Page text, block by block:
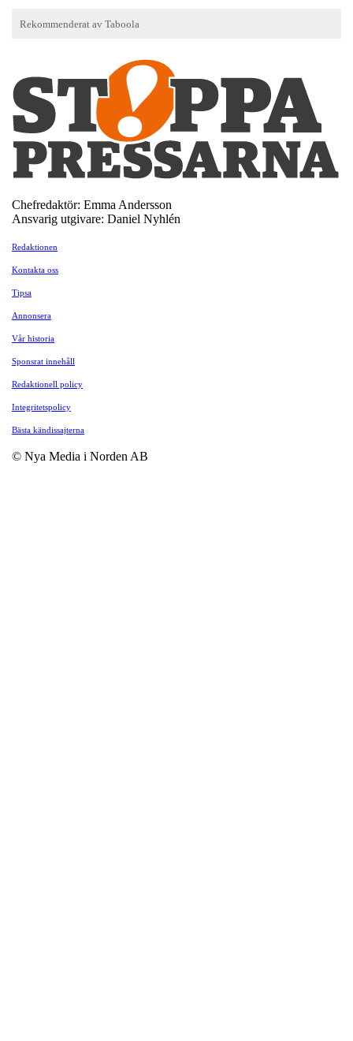
Chefredaktör: Emma Andersson
Ansvarig utgivare: Daniel Nyhlén
Redaktionen
Kontakta oss
Tipsa
Annonsera
Vår historia
Sponsrat innehåll
Redaktionell policy
Integritetspolicy
Bästa kändissajterna
© Nya Media i Norden AB